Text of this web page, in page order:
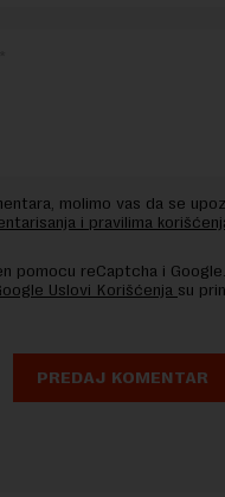
molimo vas da se
i pravilima
pomocu reCaptcha i Google.
Uslovi Korišćenja su